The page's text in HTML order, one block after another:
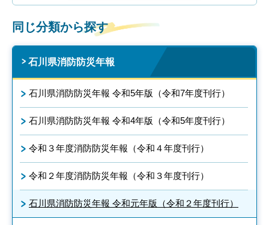
同じ分類から探す
石川県消防防災年報
石川県消防防災年報 令和5年版（令和7年度刊行）
石川県消防防災年報 令和4年版（令和5年度刊行）
令和３年度消防防災年報（令和４年度刊行）
令和２年度消防防災年報（令和３年度刊行）
石川県消防防災年報 令和元年版（令和２年度刊行）